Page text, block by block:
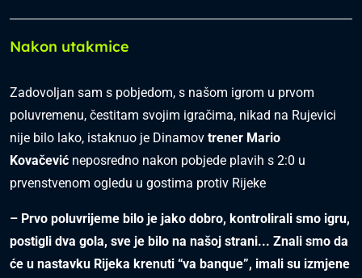
Nakon utakmice
Zadovoljan sam s pobjedom, s našom igrom u prvom
poluvremenu, čestitam svojim igračima, nikad na Rujevici
nije bilo lako, istaknuo je Dinamov trener Mario
Kovačević neposredno nakon pobjede plavih s 2:0 u
prvenstvenom ogledu u gostima protiv Rijeke
– Prvo poluvrijeme bilo je jako dobro, kontrolirali smo igru,
postigli dva gola, sve je bilo na našoj strani... Znali smo da
će u nastavku Rijeka krenuti “va banque”, imali su izmjene